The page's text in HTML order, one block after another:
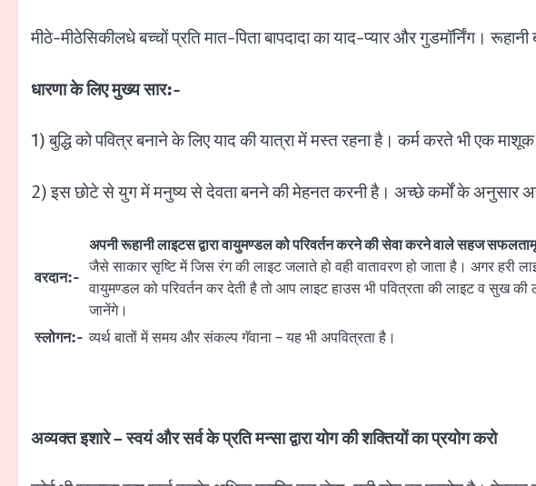
मीठे-मीठेसिकीलधे बच्चों प्रति मात-पिता बापदादा का याद-प्यार और गुडमॉर्निंग।
धारणा के लिए मुख्य सार:-
1) बुद्धि को पवित्र बनाने के लिए याद की यात्रा में मस्त रहना है। कर्म करते भी एक
2) इस छोटे से युग में मनुष्य से देवता बनने की मेहनत करनी है। अच्छे कर्मों के अनुसार
वरदान:-
अपनी रूहानी लाइटस द्वारा वायुमण्डल को परिवर्तन करने की सेवा करने वाले सहज
जैसे साकार सृष्टि में जिस रंग की लाइट जलाते हो वही वातावरण हो जाता है। अगर हरी
वायुमण्डल को परिवर्तन कर देती है तो आप लाइट हाउस भी पवित्रता की लाइट व
जानेंगे।
स्लोगन:- व्यर्थ बातों में समय और संकल्प गॅवाना – यह भी अपवित्रता है।
अव्यक्त इशारे – स्वयं और सर्व के प्रति मन्सा द्वारा योग की शक्तियों का प्रयोग करो